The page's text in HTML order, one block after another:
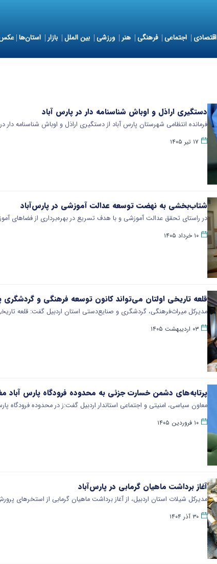
اقتصادی اجتماعی فرهنگی هنر ورزشی بین الملل بازار استان‌ها
دستگیری اراذل و اوباش شناسنامه دار در پارس آباد
فرمانده انتظامی شهرستان پارس آباد از دستگیری اراذل و اوباش شناسنامه دار در عملیات
۱۷ تیر ۱۴۰۵
شتاب‌بخشی به نهضت توسعه عدالت آموزشی در پارس‌آباد
در راستای تحقق عدالت آموزشی و با هدف تسریع در بهره‌برداری از فضاهای آموزشی، روند احداث
۱۰ خرداد ۱۴۰۵
قلعه تاریخی اولتان می‌تواند کانون توسعه فرهنگی و
مدیرکل میراث‌فرهنگی، گردشگری و صنایع‌دستی استان اردبیل گفت: قلعه
۰۳ اردیبهشت ۱۴۰۵
پرتابه‌های دشمن خسارت جزئی به محدوده فرودگاه پارس آباد
معاون سیاسی، امنیتی و اجتماعی استاندار اردبیل گفت:ز در محدوده
۱۰ فروردین ۱۴۰۵
آغاز برداشت ماهیان گرمابی در پارس‌آباد
مدیرکل شیلات استان اردبیل، از آغاز برداشت ماهیان گرمابی از استخرهای
۳۰ آذر ۱۴۰۴